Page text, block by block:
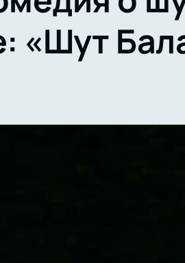
«Шут